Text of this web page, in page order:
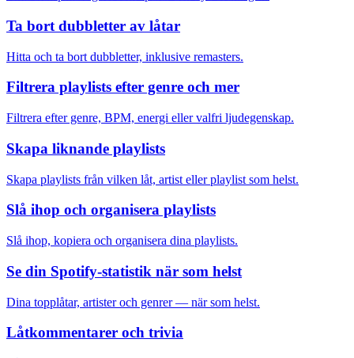
Ta bort dubbletter av låtar
Hitta och ta bort dubbletter, inklusive remasters.
Filtrera playlists efter genre och mer
Filtrera efter genre, BPM, energi eller valfri ljudegenskap.
Skapa liknande playlists
Skapa playlists från vilken låt, artist eller playlist som helst.
Slå ihop och organisera playlists
Slå ihop, kopiera och organisera dina playlists.
Se din Spotify-statistik när som helst
Dina topplåtar, artister och genrer — när som helst.
Låtkommentarer och trivia